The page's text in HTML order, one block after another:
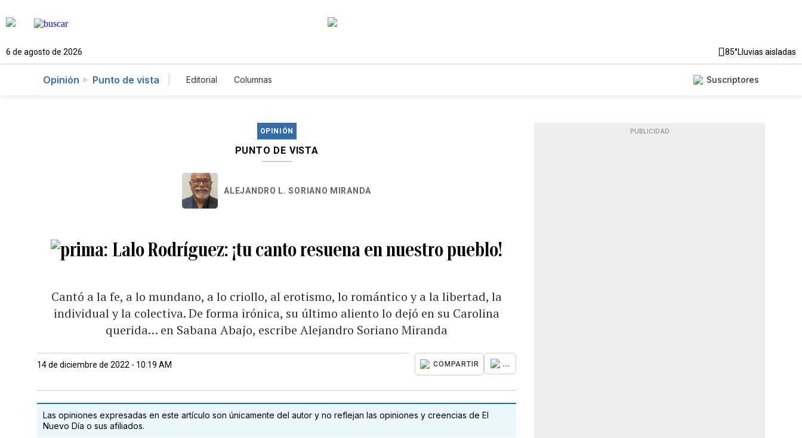
6 de agosto de 2026 85°Lluvias aisladas
Opinión Punto de vista Editorial Columnas Suscriptores
OPINIÓN
PUNTO DE VISTA
ALEJANDRO L. SORIANO MIRANDA
Lalo Rodríguez: ¡tu canto resuena en nuestro pueblo!
Cantó a la fe, a lo mundano, a lo criollo, al erotismo, lo romántico y a la libertad, la
individual y la colectiva. De forma irónica, su último aliento lo dejó en su Carolina
querida… en Sabana Abajo, escribe Alejandro Soriano Miranda
14 de diciembre de 2022 - 10:19 AM COMPARTIR ...
Las opiniones expresadas en este artículo son únicamente del autor y no reflejan las opiniones y creencias de El
Nuevo Día o sus afiliados.
PUBLICIDAD